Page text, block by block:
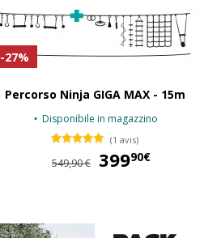
-27%
Percorso Ninja GIGA MAX - 15m
Disponibile in magazzino
(1 avis)
549,90 € 39990€